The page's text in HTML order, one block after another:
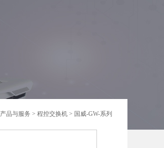
产品与服务 > 程控交换机 > 国威-GW-系列